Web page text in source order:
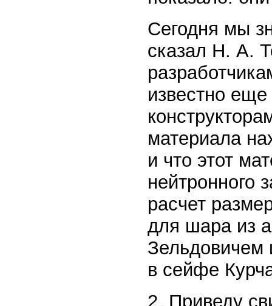
Сегодня мы
сказал Н. А.
известно
материала
и что этот
нейтронного
расчет
для шара из
Зельдовичем
в сейфе
2. Приведу